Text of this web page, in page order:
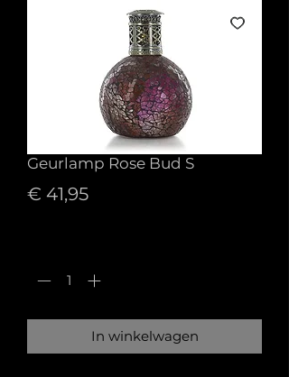
Geurlamp Rose Bud S
€ 41,95Prijs
In winkelwagen